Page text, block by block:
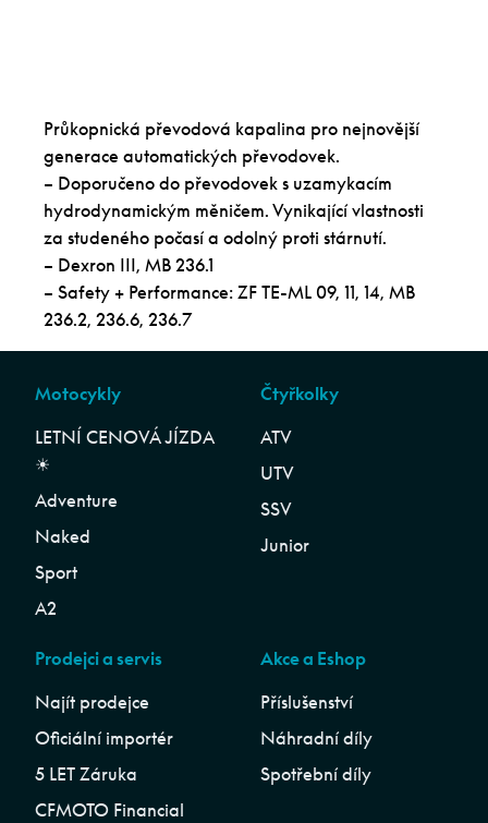
Průkopnická převodová kapalina pro nejnovější
generace automatických převodovek.
– Doporučeno do převodovek s uzamykacím
hydrodynamickým měničem. Vynikající vlastnosti
za studeného počasí a odolný proti stárnutí.
– Dexron III, MB 236.1
– Safety + Performance: ZF TE-ML 09, 11, 14, MB
236.2, 236.6, 236.7
Motocykly
LETNÍ CENOVÁ JÍZDA
☀︎
Adventure
Naked
Sport
A2
Čtyřkolky
ATV
UTV
SSV
Junior
Prodejci a servis
Najít prodejce
Oficiální importér
5 LET Záruka
CFMOTO Financial
Akce a Eshop
Příslušenství
Náhradní díly
Spotřební díly